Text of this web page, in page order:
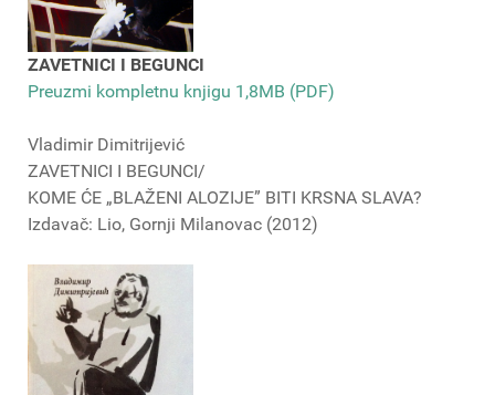
ZAVETNICI I BEGUNCI
Preuzmi kompletnu knjigu 1,8MB (PDF)
Vladimir Dimitrijević
ZAVETNICI I BEGUNCI/
KOME ĆE „BLAŽENI ALOZIJE” BITI KRSNA SLAVA?
Izdavač: Lio, Gornji Milanovac (2012)